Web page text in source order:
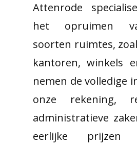
Attenrode
het opruimen
soorten ruimtes,
kantoren, winkels
nemen de volledige
onze rekening,
administratieve
eerlijke